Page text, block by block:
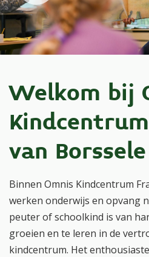
Welkom bij
van Borssele
Binnen Omnis Kindcentrum
werken onderwijs en opvang
peuter of schoolkind is van
groeien en te leren in de
kindcentrum. Het